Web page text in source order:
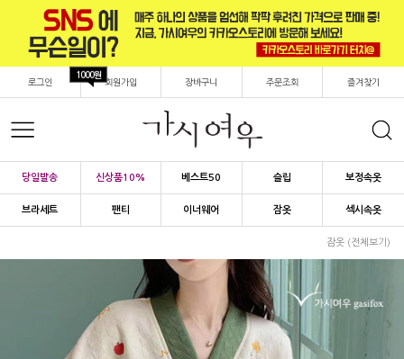
로그인 회원가입
1000원
장바구니 주문조회 즐겨찾기
당일발송 신상품10% 베스트50 슬립 보정속옷
브라세트 팬티 이너웨어 잠옷 섹시속옷
잠옷 (전체보기)